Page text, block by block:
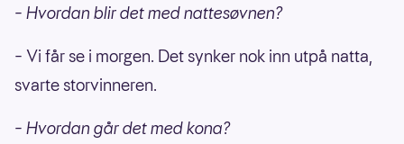
– Hvordan blir det med nattesøvnen?
– Vi får se i morgen. Det synker nok inn utpå natta,
svarte storvinneren.
– Hvordan går det med kona?